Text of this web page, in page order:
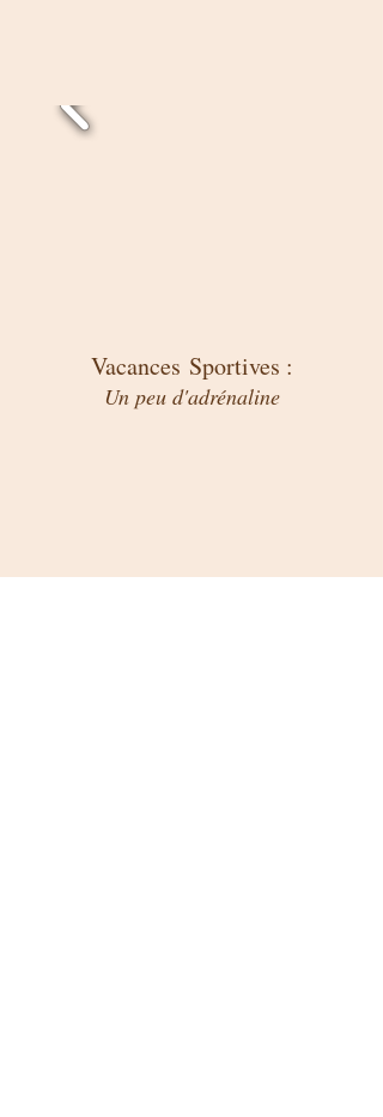
Vacances Sportives :
Un peu d'adrénaline